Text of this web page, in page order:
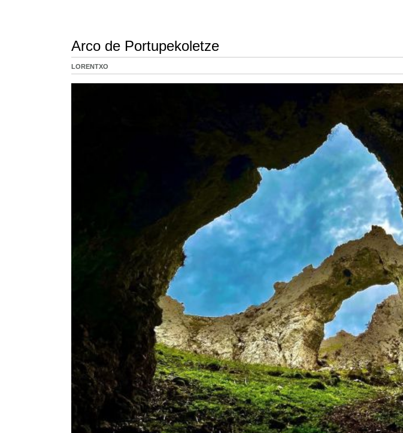
Arco de Portupekoletze
LORENTXO